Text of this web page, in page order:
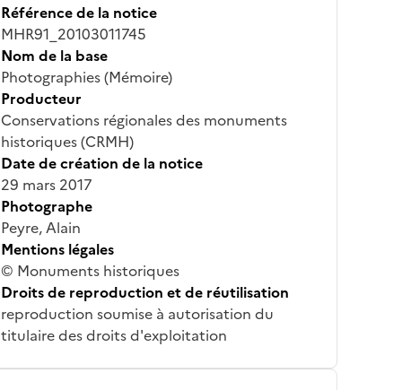
Référence de la notice
MHR91_20103011745
Nom de la base
Photographies (Mémoire)
Producteur
Conservations régionales des monuments
historiques (CRMH)
Date de création de la notice
29 mars 2017
Photographe
Peyre, Alain
Mentions légales
© Monuments historiques
Droits de reproduction et de réutilisation
reproduction soumise à autorisation du
titulaire des droits d'exploitation